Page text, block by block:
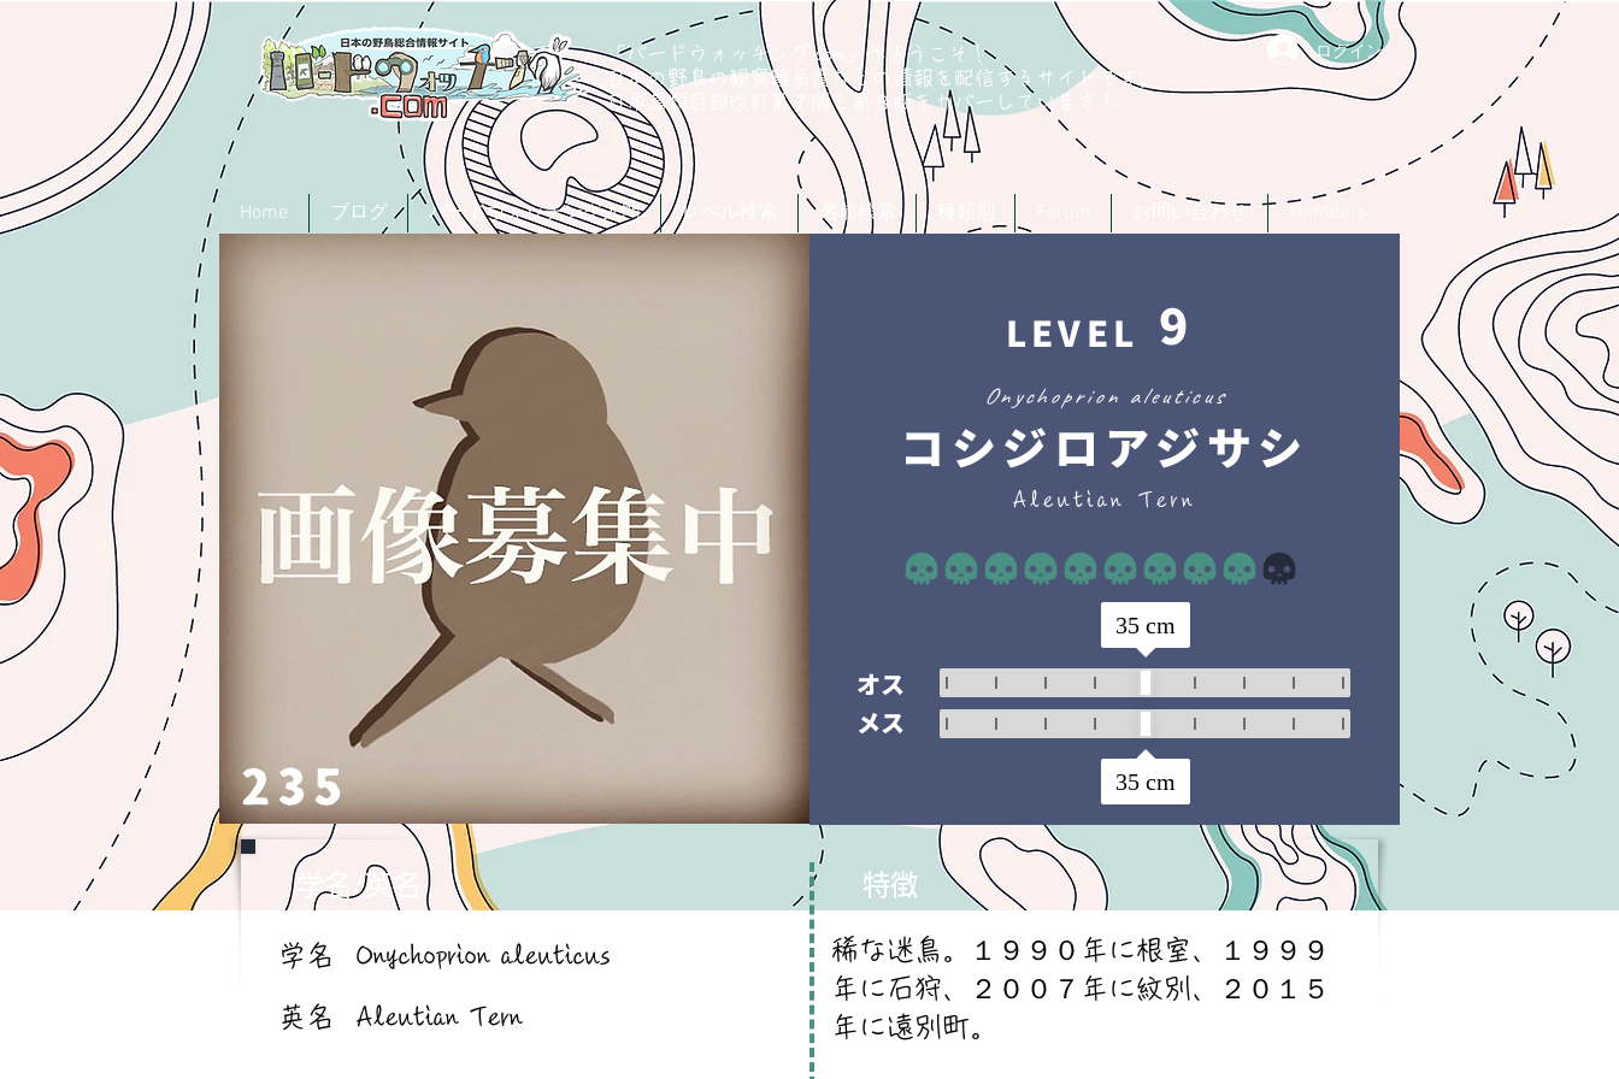
「バードウォッチング.com」へようこそ！
日本の野鳥の観察難易度などの情報を配信するサイトです。
​日本鳥類目録改訂第７版と第８版をカバーしています！
ログイン
Home ブログ バードウォッチング入門 レベル検索 名前検索 お問い合わせ
235
9
LEVEL
Onychoprion aleuticus
コシジロアジサシ
Aleutian Tern
平均評価 5 /5 平均評価 4 /5
オス
メス
35cm
35cm
学名/英名
学名 Onychoprion aleuticus
英名 Aleutian Tern
特徴
稀な迷鳥。１９９０年に根室、１９９９
年に石狩、２００７年に紋別、２０１５
年に遠別町。